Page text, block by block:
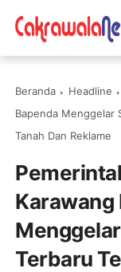
Beranda Headline
Bapenda Menggelar
Tanah Dan Reklame
Karawang
Terbaru